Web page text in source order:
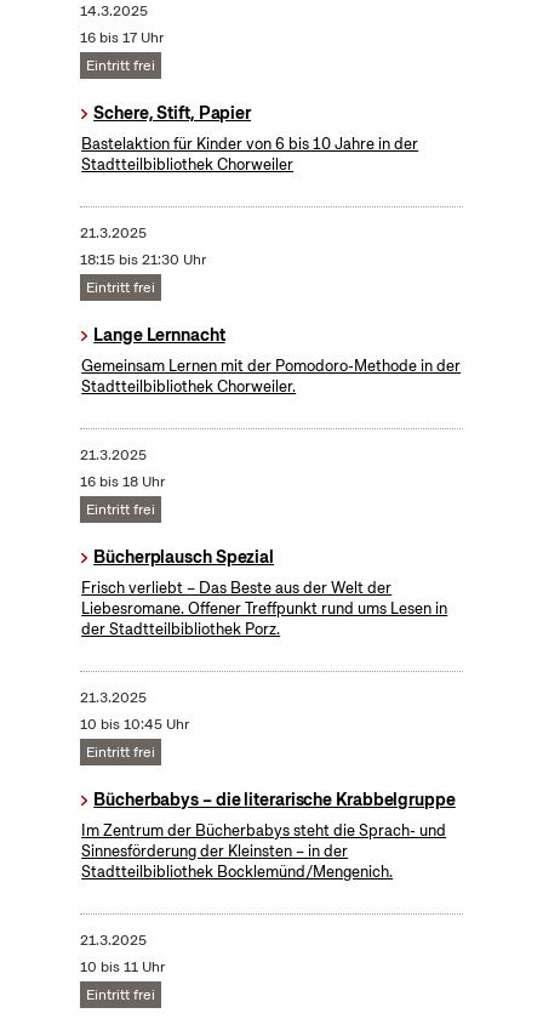
14.3.2025
16 bis 17 Uhr
Eintritt frei
Schere, Stift, Papier
Bastelaktion für Kinder von 6 bis 10 Jahre in der
Stadtteilbibliothek Chorweiler
21.3.2025
18:15 bis 21:30 Uhr
Eintritt frei
Lange Lernnacht
Gemeinsam Lernen mit der Pomodoro-Methode in der
Stadtteilbibliothek Chorweiler.
21.3.2025
16 bis 18 Uhr
Eintritt frei
Bücherplausch Spezial
Frisch verliebt – Das Beste aus der Welt der
Liebesromane. Offener Treffpunkt rund ums Lesen in
der Stadtteilbibliothek Porz.
21.3.2025
10 bis 10:45 Uhr
Eintritt frei
Bücherbabys – die literarische Krabbelgruppe
Im Zentrum der Bücherbabys steht die Sprach- und
Sinnesförderung der Kleinsten – in der
Stadtteilbibliothek Bocklemünd/Mengenich.
21.3.2025
10 bis 11 Uhr
Eintritt frei